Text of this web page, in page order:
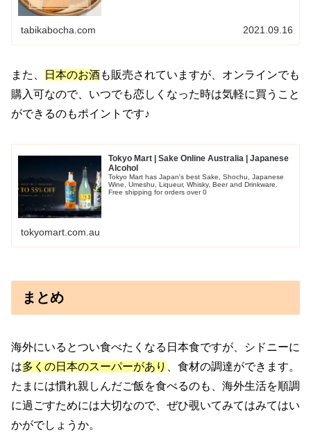
tabikabocha.com 2021.09.16
また、 日本のお酒も販売されていますが、オンラインでも
購入可なので、いつでも恋しくなった時は気軽に買うこと
ができるのもポイントです♪
Tokyo Mart | Sake Online Australia | Japanese
Alcohol
Tokyo Mart has Japan's best Sake, Shochu, Japanese
Wine, Umeshu, Liqueur, Whisky, Beer and Drinkware.
Free shipping for orders over 0
tokyomart.com.au
まとめ
海外にいるとつい食べたくなる日本食ですが、シドニーに
は多くの日本のスーパーがあり
、食材の調達ができます。
たまには慣れ親しんだご飯を食べるのも、海外生活を順調
に過ごすためには大切なので、ぜひ覗いてみてはみてはい
かがでしょうか。